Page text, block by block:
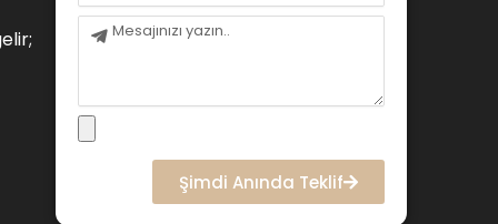
Etkiler?
Teknik Şartname Doğrulama Kılavuzu:
Alternatif Malzemelere Göre Erimiş
Kuvars Tüpler Gerektirir?
Mesaj
Şimdi Anında Teklif